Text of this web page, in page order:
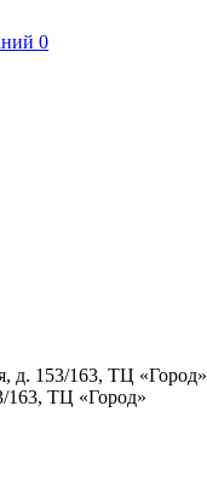
0
д. 153/163, ТЦ «Город»
163, ТЦ «Город»